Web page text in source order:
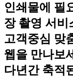
인쇄물에 필
장 촬영 서비
고객중심 맞
웹을 만나보
다년간 축적